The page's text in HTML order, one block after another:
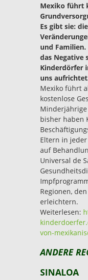
Mexiko führt
Es gibt sie:
und
das Negative
Kinderdörfer
uns
Mexiko führt
kostenlose
bisher haben
Eltern in
auf
Universal de
Regionen,
erleichtern.
Weiterlesen:
von-
ANDERE
SINALOA